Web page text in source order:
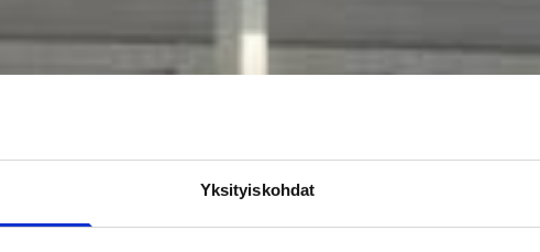
Yksityiskohdat